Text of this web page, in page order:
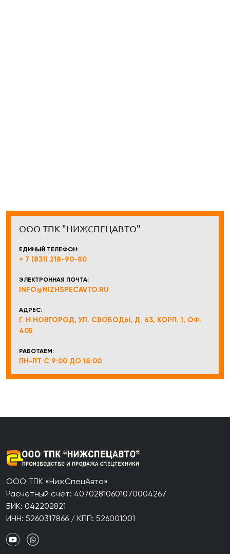
ООО ТПК "НИЖСПЕЦАВТО"
ЕДИНЫЙ ТЕЛЕФОН:
+ 7 (831) 218-90-80
ЭЛЕКТРОННАЯ ПОЧТА:
INFO@NIZHSPECAVTO.RU
АДРЕС:
Г. Н.НОВГОРОД, УЛ. СВОБОДЫ, Д. 63, КОРП. 1, ОФ.
405
РАБОТАЕМ:
ПН-ПТ С 9:00 ДО 18:00
ООО ТПК «НижСпецАвто»
Расчетный счет: 40702810601070004267
БИК: 042202821
ИНН: 5260317866 / КПП: 526001001